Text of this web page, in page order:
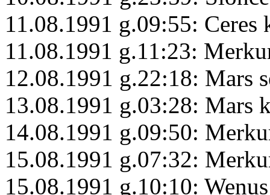
11.08.1991 g.09:55: Ceres
11.08.1991 g.11:23:
12.08.1991 g.22:18: Mars
13.08.1991 g.03:28: Mars
14.08.1991 g.09:50:
15.08.1991 g.07:32:
15.08.1991 g.10:10: